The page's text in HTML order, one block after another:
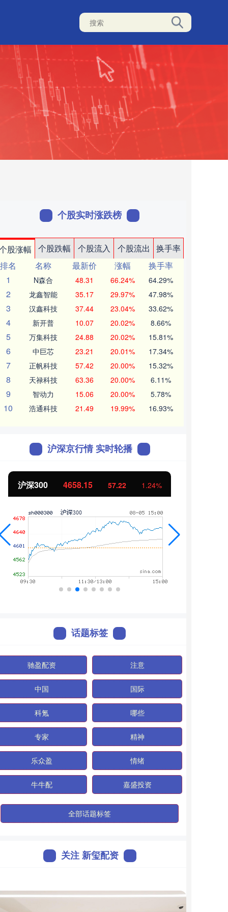
个股实时涨跌榜
股涨幅 个股跌幅 个股流入 个股流出
换手率
排名
名称 最新价 涨幅
换手率
1
N森合 48.31 66.24% 64.29%
2 龙鑫智能 35.17 29.97% 47.98%
3 汉鑫科技 37.44 23.04% 33.62%
4 新开普 10.07 20.02% 8.66%
5 万集科技 24.88 20.02% 15.81%
6 中巨芯 23.21 20.01% 17.34%
7 正帆科技 57.42 20.00% 15.32%
8 天禄科技 63.36 20.00% 6.11%
9 智动力 15.06 20.00% 5.78%
10 浩通科技 21.49 19.99% 16.93%
沪深京行情 实时轮播
沪深300 4658.15 57.22 1.24%
话题标签
驰盈配资 注意
中国 国际
科氪 哪些
专家 精神
乐众盈 情绪
牛牛配 嘉盛投资
全部话题标签
关注 新玺配资